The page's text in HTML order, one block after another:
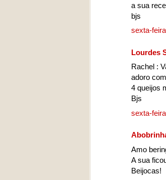
a sua
bjs
sexta-
Lourdes
Rachel :
adoro
4 queijos
Bjs
sexta-
Amo
A sua
Beijocas!